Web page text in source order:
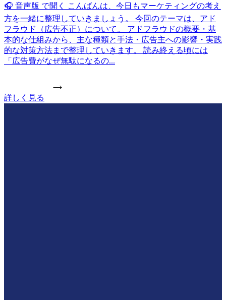
🎧 音声版 で聞く こんばんは、今日もマーケティングの考え
方を一緒に整理していきましょう。 今回のテーマは、アド
フラウド（広告不正）について。 アドフラウドの概要・基
本的な仕組みから、主な種類と手法・広告主への影響・実践
的な対策方法まで整理していきます。 読み終える頃には
「広告費がなぜ無駄になるの...
詳しく見る